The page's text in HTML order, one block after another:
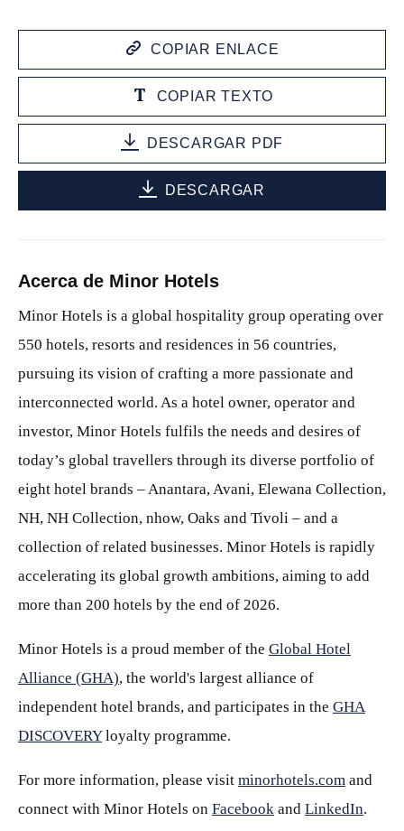
COPIAR ENLACE
COPIAR TEXTO
DESCARGAR PDF
DESCARGAR
Acerca de Minor Hotels
Minor Hotels is a global hospitality group operating over
550 hotels, resorts and residences in 56 countries,
pursuing its vision of crafting a more passionate and
interconnected world. As a hotel owner, operator and
investor, Minor Hotels fulfils the needs and desires of
today’s global travellers through its diverse portfolio of
eight hotel brands – Anantara, Avani, Elewana Collection,
NH, NH Collection, nhow, Oaks and Tivoli – and a
collection of related businesses. Minor Hotels is rapidly
accelerating its global growth ambitions, aiming to add
more than 200 hotels by the end of 2026.
Minor Hotels is a proud member of the Global Hotel
Alliance (GHA), the world's largest alliance of
independent hotel brands, and participates in the GHA
DISCOVERYloyalty programme.
For more information, please visit minorhotels.com and
connect with Minor Hotels on Facebook and LinkedIn.